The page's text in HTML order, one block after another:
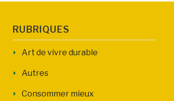
RUBRIQUES
Art de vivre durable
Autres
Consommer mieux